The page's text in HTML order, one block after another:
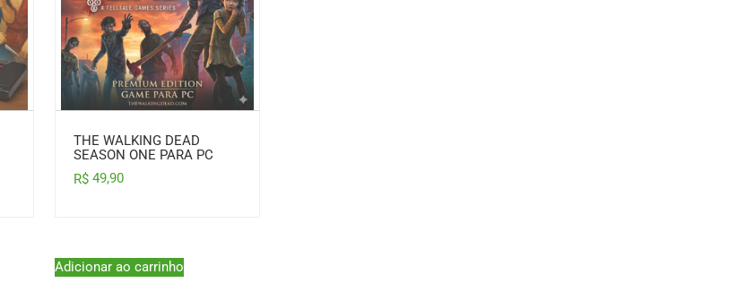
THE WALKING DEAD
SEASON ONE PARA PC
R$49,90
Adicionar ao carrinho